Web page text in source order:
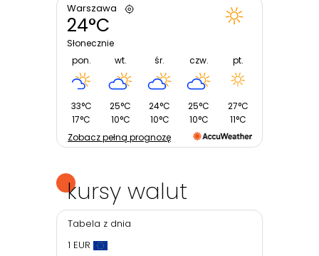
Warszawa
24°C
Słonecznie
pon.
33°C
17°C
wt.
25°C
10°C
śr.
24°C
10°C
czw.
25°C
10°C
pt.
27°C
11°C
Zobacz pełną prognozę
kursy walut
Tabela z dnia
1 EUR